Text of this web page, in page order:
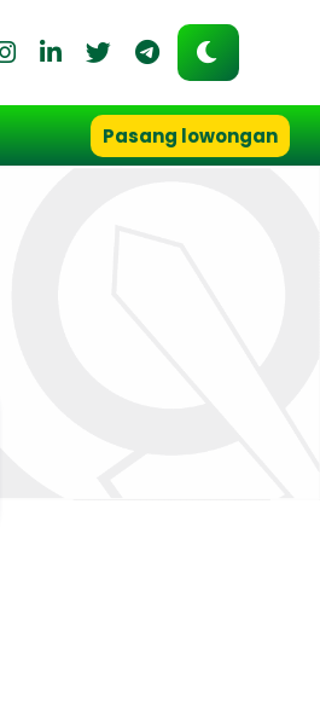
Pasang lowongan